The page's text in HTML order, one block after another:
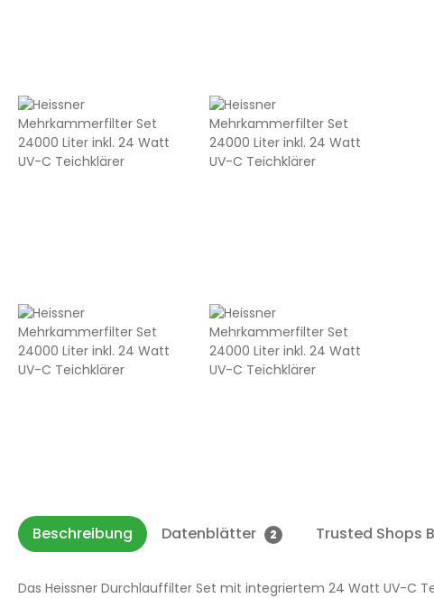
Beschreibung Datenblätter 2 Trusted Shops
Das Heissner Durchlauffilter Set mit integriertem 24 Watt UV-C